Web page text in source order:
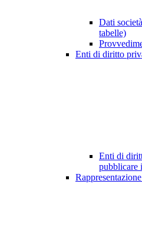
Dati
tabelle)
Enti di diritto
Enti di
pubblicare